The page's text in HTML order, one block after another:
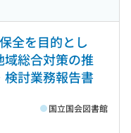
全を目的とし
総合対策の推
討業務報告書
国立国会図書館